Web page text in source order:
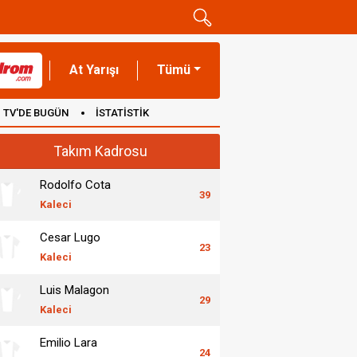
At Yarışı Tümü
TV'DE BUGÜN İSTATİSTİK
Takım Kadrosu
Rodolfo Cota
Kaleci
39
Cesar Lugo
Kaleci
23
Luis Malagon
Kaleci
29
Emilio Lara
24